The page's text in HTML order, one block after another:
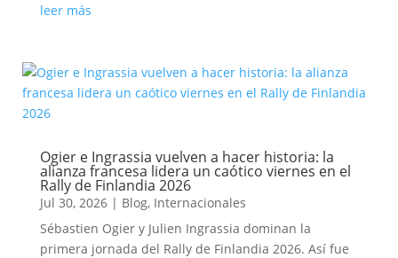
leer más
Ogier e Ingrassia vuelven a hacer historia: la
alianza francesa lidera un caótico viernes en el
Rally de Finlandia 2026
Jul 30, 2026| Blog, Internacionales
Sébastien Ogier y Julien Ingrassia dominan la
primera jornada del Rally de Finlandia 2026. Así fue